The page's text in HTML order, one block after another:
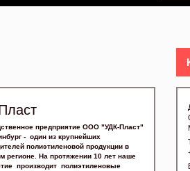
предприятие ООО "УДК-Пласт"
- один из крупнейших
полиэтиленовой продукции в
регионе. На протяжении 10 лет наше
производит полиэтиленовые